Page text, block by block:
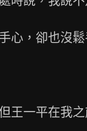
心，卻也沒
王一平在我